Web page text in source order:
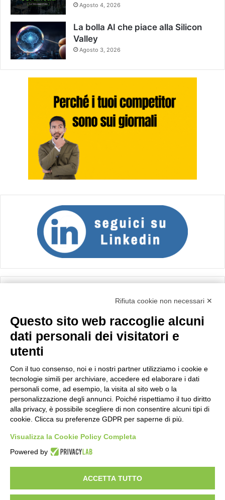
Agosto 4, 2026
La bolla AI che piace alla Silicon
Valley
Agosto 3, 2026
Importo netto (€):
Calcola
Scorporo IVA
Importo lordo (€):
Rifiuta cookie non necessari ✕
Questo sito web raccoglie alcuni
dati personali dei visitatori e
utenti
Con il tuo consenso, noi e i nostri partner utilizziamo i cookie e
tecnologie simili per archiviare, accedere ed elaborare i dati
personali come, ad esempio, la visita al sito web o la
personalizzazione degli annunci. Poiché rispettiamo il tuo diritto
alla privacy, è possibile scegliere di non consentire alcuni tipi di
cookie. Clicca su preferenze GDPR per saperne di più.
Visualizza la Cookie Policy Completa
Powered by
ACCETTA TUTTO